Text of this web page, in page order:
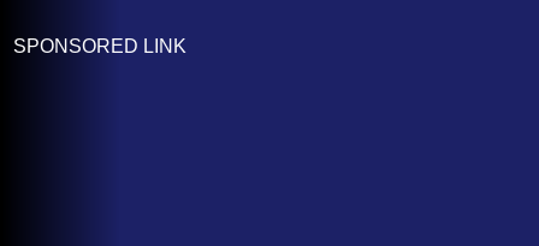
SPONSORED LINK